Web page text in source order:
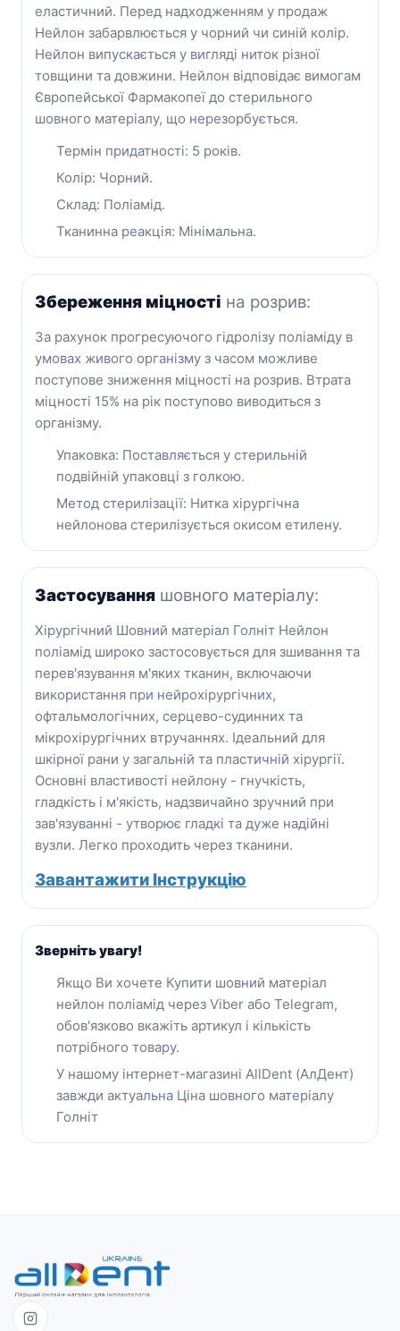
еластичний. Перед надходженням у продаж
Нейлон забарвлюється у чорний чи синій колір.
Нейлон випускається у вигляді ниток різної
товщини та довжини. Нейлон відповідає вимогам
Європейської Фармакопеї до стерильного
шовного матеріалу, що нерезорбується.
Термін придатності: 5 років.
Колір: Чорний.
Склад: Поліамід.
Тканинна реакція: Мінімальна.
Збереження міцності на розрив:
За рахунок прогресуючого гідролізу поліаміду в
умовах живого організму з часом можливе
поступове зниження міцності на розрив. Втрата
міцності 15% на рік поступово виводиться з
організму.
Упаковка: Поставляється у стерильній
подвійній упаковці з голкою.
Метод стерилізації: Нитка хірургічна
нейлонова стерилізується окисом етилену.
Застосування шовного матеріалу:
Хірургічний Шовний матеріал Голніт Нейлон
поліамід широко застосовується для зшивання та
перев'язування м'яких тканин, включаючи
використання при нейрохірургічних,
офтальмологічних, серцево-судинних та
мікрохірургічних втручаннях. Ідеальний для
шкірної рани у загальній та пластичній хірургії.
Основні властивості нейлону - гнучкість,
гладкість і м'якість, надзвичайно зручний при
зав'язуванні - утворює гладкі та дуже надійні
вузли. Легко проходить через тканини.
Завантажити Інструкцію
Зверніть увагу!
Якщо Ви хочете Купити шовний матеріал
нейлон поліамід через Viber або Telegram,
обов'язково вкажіть артикул і кількість
потрібного товару.
У нашому інтернет-магазині AllDent (АлДент)
завжди актуальна Ціна шовного матеріалу
Голніт